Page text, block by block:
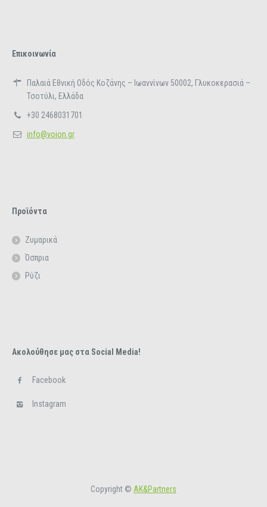
Επικοινωνία
Παλαιά Εθνική Οδός Κοζάνης – Ιωαννίνων 50002, Γλυκοκερασιά –
Τσοτύλι, Ελλάδα
+30 2468031701
info@voion.gr
Προϊόντα
Ζυμαρικά
Όσπρια
Ρύζι
Ακολούθησε μας στα Social Media!
Facebook
Instagram
Copyright © ΑΚ&Partners